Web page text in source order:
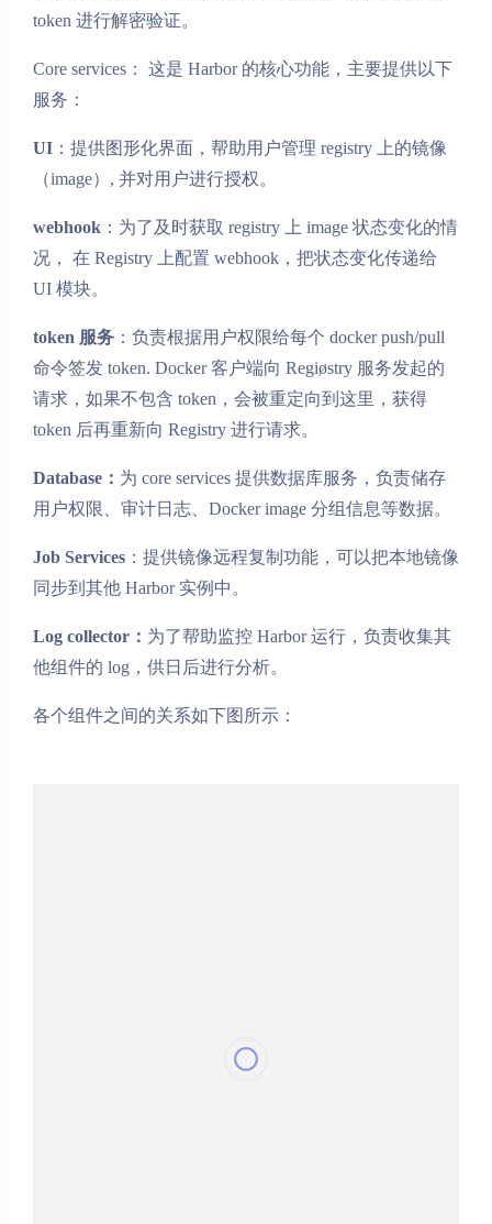
token 进行解密验证。
Core services： 这是 Harbor 的核心功能，主要提供以下
服务：
UI ：提供图形化界面，帮助用户管理 registry 上的镜像
（image）, 并对用户进行授权。
webhook ：为了及时获取 registry 上 image 状态变化的情
况， 在 Registry 上配置 webhook，把状态变化传递给
UI 模块。
token 服务 ：负责根据用户权限给每个 docker push/pull
命令签发 token. Docker 客户端向 Regiøstry 服务发起的
请求，如果不包含 token，会被重定向到这里，获得
token 后再重新向 Registry 进行请求。
Database： 为 core services 提供数据库服务，负责储存
用户权限、审计日志、Docker image 分组信息等数据。
Job Services ：提供镜像远程复制功能，可以把本地镜像
同步到其他 Harbor 实例中。
Log collector： 为了帮助监控 Harbor 运行，负责收集其
他组件的 log，供日后进行分析。
各个组件之间的关系如下图所示：